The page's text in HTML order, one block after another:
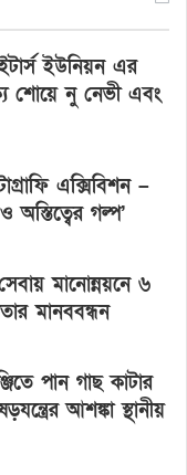
ইউনিয়ন এর
শোয়ে নু নেভী এবং
এক্সিবিশন –
অস্তিত্বের গল্প’
মানোন্নয়নে ৬
মানববন্ধন
পান গাছ কাটার
আশঙ্কা স্থানীয়